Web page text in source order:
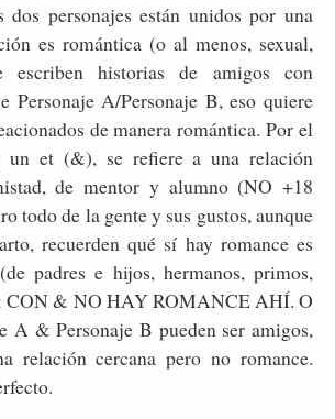
personajes están unidos por una
es romántica (o al menos, sexual,
escriben historias de amigos con
Personaje A/Personaje B, eso quiere
de manera romántica. Por el
un et (&), se refiere a una relación
de mentor y alumno (NO +18
todo de la gente y sus gustos, aunque
recuerden qué sí hay romance es
padres e hijos, hermanos, primos,
CON & NO HAY ROMANCE AHÍ. O
A & Personaje B pueden ser amigos,
relación cercana pero no romance.